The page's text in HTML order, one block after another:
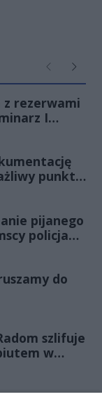
Poprzednie
z rezerwami
I
punkt
pijanego
policjanci
do
szlifuje
w